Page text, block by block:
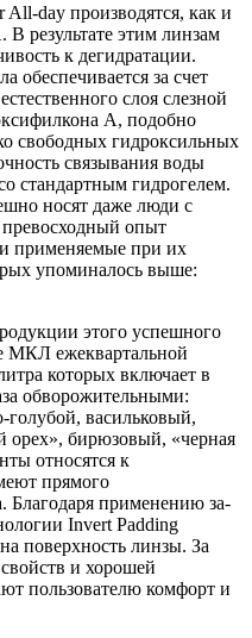
day производятся, как и
результате этим линзам
к дегидратации.
обеспечивается за счет
слоя слезной
А, подобно
свободных гидроксильных
связывания воды
стандартным гидрогелем.
носят даже люди с
превосходный опыт
и применяемые при их
упоминалось выше:
этого успешного
МКЛ ежеквартальной
которых включает в
обворожительными:
васильковый,
орех», бирюзовый, «черная
относятся к
прямого
Благодаря применению за­
Invert Padding
поверхность линзы. За
и хорошей
пользователю комфорт и